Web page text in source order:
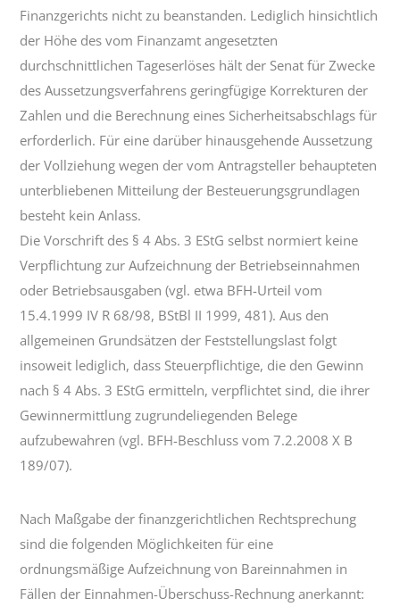
Finanzgerichts nicht zu beanstanden. Lediglich hinsichtlich
der Höhe des vom Finanzamt angesetzten
durchschnittlichen Tageserlöses hält der Senat für Zwecke
des Aussetzungsverfahrens geringfügige Korrekturen der
Zahlen und die Berechnung eines Sicherheitsabschlags für
erforderlich. Für eine darüber hinausgehende Aussetzung
der Vollziehung wegen der vom Antragsteller behaupteten
unterbliebenen Mitteilung der Besteuerungsgrundlagen
besteht kein Anlass.
Die Vorschrift des § 4 Abs. 3 EStG selbst normiert keine
Verpflichtung zur Aufzeichnung der Betriebseinnahmen
oder Betriebsausgaben (vgl. etwa BFH-Urteil vom
15.4.1999 IV R 68/98, BStBl II 1999, 481). Aus den
allgemeinen Grundsätzen der Feststellungslast folgt
insoweit lediglich, dass Steuerpflichtige, die den Gewinn
nach § 4 Abs. 3 EStG ermitteln, verpflichtet sind, die ihrer
Gewinnermittlung zugrundeliegenden Belege
aufzubewahren (vgl. BFH-Beschluss vom 7.2.2008 X B
189/07).
Nach Maßgabe der finanzgerichtlichen Rechtsprechung
sind die folgenden Möglichkeiten für eine
ordnungsmäßige Aufzeichnung von Bareinnahmen in
Fällen der Einnahmen-Überschuss-Rechnung anerkannt: